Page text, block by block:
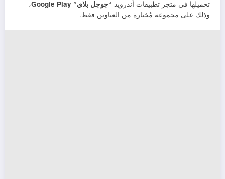
تحميلها في متجر تطبيقات أندرويد “جوجل بلاي” Google Play
،
وذلك على مجموعة مُختارة من العناوين فقط.